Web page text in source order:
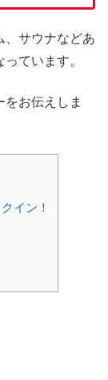
、サウナなどあ
ています。
お伝えしま
イン！